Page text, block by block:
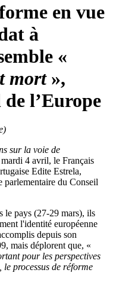
en vue
à
«
mort »,
l’Europe
sur la voie de
4 avril, le Français
Edite Estrela,
parlementaire du Conseil
le pays (27-29 mars), ils
l'identité européenne
depuis son
mais déplorent que, «
pour les perspectives
processus de réforme